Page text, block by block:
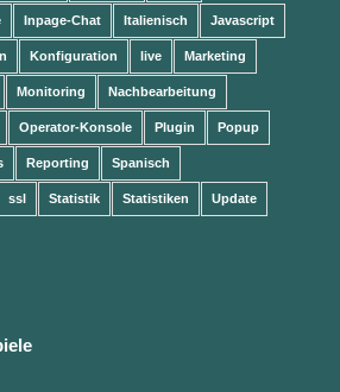
Inpage-Chat Italienisch Javascript
Konfiguration live Marketing
Monitoring Nachbearbeitung
Operator-Konsole Plugin Popup
Reporting Spanisch
ssl Statistik Statistiken Update